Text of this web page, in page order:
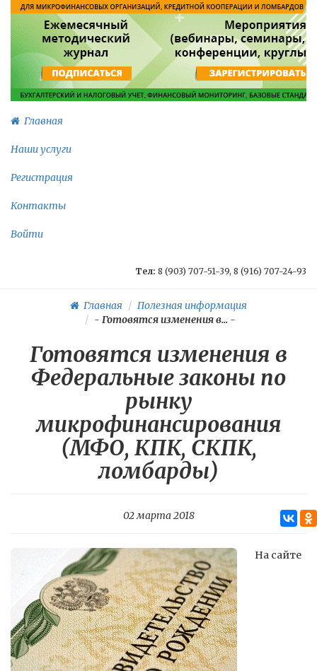
Главная
Наши услуги
Регистрация
Контакты
Войти
Тел: 8 (903) 707-51-39, 8 (916) 707-24-93
Главная
Полезная информация
- Готовятся изменения в... -
Готовятся изменения в
Федеральные законы по
рынку
микрофинансирования
(МФО, КПК, СКПК,
ломбарды)
02 марта 2018
На сайте